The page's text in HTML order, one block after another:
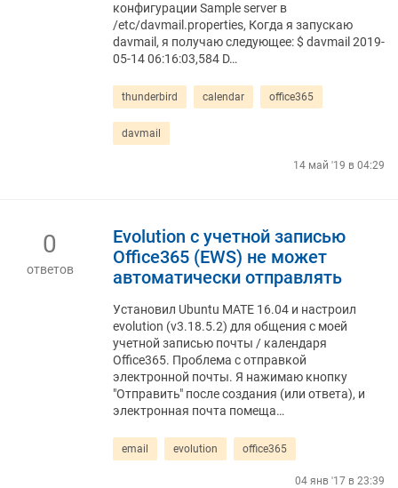
конфигурации Sample server в
/etc/davmail.properties, Когда я запускаю
davmail, я получаю следующее: $ davmail 2019-
05-14 06:16:03,584 D…
thunderbird calendar office365
davmail
14 май '19 в 04:29
0
ответов
Evolution с учетной записью
Office365 (EWS) не может
автоматически отправлять
Установил Ubuntu MATE 16.04 и настроил
evolution (v3.18.5.2) для общения с моей
учетной записью почты / календаря
Office365. Проблема с отправкой
электронной почты. Я нажимаю кнопку
"Отправить" после создания (или ответа), и
электронная почта помеща…
email evolution office365
04 янв '17 в 23:39